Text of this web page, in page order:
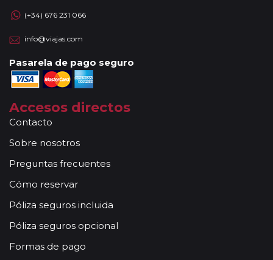
(+34) 676 231 066
info@viajas.com
Pasarela de pago seguro
Accesos directos
Contacto
Sobre nosotros
Preguntas frecuentes
Cómo reservar
Póliza seguros incluida
Póliza seguros opcional
Formas de pago